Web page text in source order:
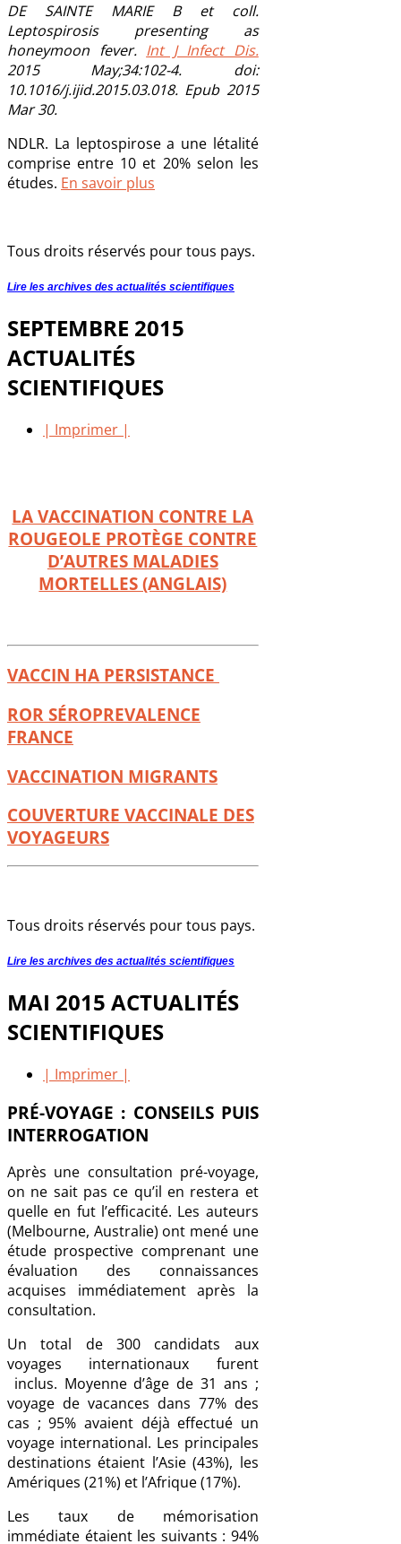
DE SAINTE MARIE B et coll.
Leptospirosis presenting as
honeymoon fever. Int J Infect Dis.
2015 May;34:102-4. doi:
10.1016/j.ijid.2015.03.018. Epub 2015
Mar 30.
NDLR. La leptospirose a une létalité
comprise entre 10 et 20% selon les
études. En savoir plus
Tous droits réservés pour tous pays.
Lire les archives des actualités scientifiques
SEPTEMBRE 2015
ACTUALITÉS
SCIENTIFIQUES
| Imprimer |
LA VACCINATION CONTRE LA
ROUGEOLE PROTÈGE CONTRE
D’AUTRES MALADIES
MORTELLES (ANGLAIS)
VACCIN HA PERSISTANCE
ROR SÉROPREVALENCE
FRANCE
VACCINATION MIGRANTS
COUVERTURE VACCINALE DES
VOYAGEURS
Tous droits réservés pour tous pays.
Lire les archives des actualités scientifiques
MAI 2015 ACTUALITÉS
SCIENTIFIQUES
| Imprimer |
PRÉ-VOYAGE : CONSEILS PUIS
INTERROGATION
Après une consultation pré-voyage,
on ne sait pas ce qu’il en restera et
quelle en fut l’efficacité. Les auteurs
(Melbourne, Australie) ont mené une
étude prospective comprenant une
évaluation des connaissances
acquises immédiatement après la
consultation.
Un total de 300 candidats aux
voyages internationaux furent
inclus. Moyenne d’âge de 31 ans ;
voyage de vacances dans 77% des
cas ; 95% avaient déjà effectué un
voyage international. Les principales
destinations étaient l’Asie (43%), les
Amériques (21%) et l’Afrique (17%).
Les taux de mémorisation
immédiate étaient les suivants : 94%